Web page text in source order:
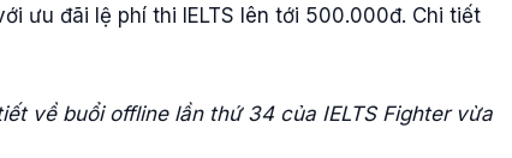
ưu đãi lệ phí thi IELTS lên tới 500.000đ. Chi tiết
về buổi offline lần thứ 34 của IELTS Fighter vừa